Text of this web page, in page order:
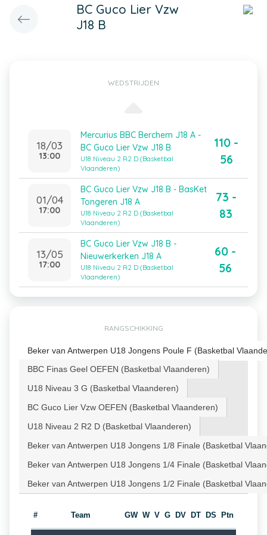
BC Guco Lier Vzw
J18 B
WEDSTRIJDEN
18/03
13:00
Mercurius BBC Berchem J18 A -
BC Guco Lier Vzw J18 B
U18 Niveau 2 R2 D (Basketbal
Vlaanderen)
110 -
56
01/04
17:00
BC Guco Lier Vzw J18 B - BasKet
Tongeren J18 A
U18 Niveau 2 R2 D (Basketbal
Vlaanderen)
73 -
83
13/05
17:00
BC Guco Lier Vzw J18 B -
Nieuwerkerken J18 A
U18 Niveau 2 R2 D (Basketbal
Vlaanderen)
60 -
56
RANGSCHIKKING
Beker van Antwerpen U18 Jongens Poule F (Basketbal
BBC Finas Geel OEFEN (Basketbal Vlaanderen)
U18 Niveau 3 G (Basketbal Vlaanderen)
BC Guco Lier Vzw OEFEN (Basketbal Vlaanderen)
U18 Niveau 2 R2 D (Basketbal Vlaanderen)
Beker van Antwerpen U18 Jongens 1/8 Finale (Basketbal
Beker van Antwerpen U18 Jongens 1/4 Finale (Basketbal
Beker van Antwerpen U18 Jongens 1/2 Finale (Basketbal
# Team GW W V G DV DT DS Ptn